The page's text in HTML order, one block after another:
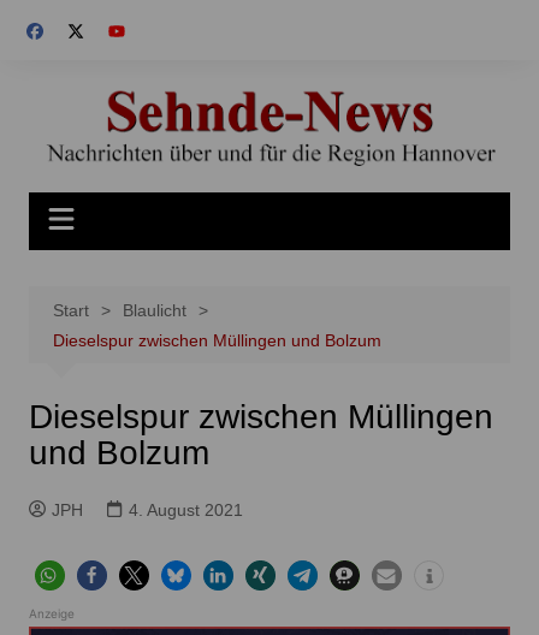
Inhalt
Start
Blaulicht
Dieselspur zwischen Müllingen und Bolzum
Dieselspur zwischen Müllingen
und Bolzum
JPH 4. August 2021
Anzeige